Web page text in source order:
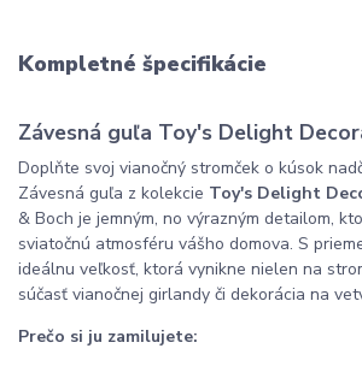
Kompletné špecifikácie
Závesná guľa Toy's Delight
Doplňte svoj vianočný stromček o kúsok
Závesná guľa z kolekcie Toy's Delight
& Boch je jemným, no výrazným detailom,
sviatočnú atmosféru vášho domova. S
ideálnu veľkosť, ktorá vynikne nielen na
súčasť vianočnej girlandy či dekorácia na
Prečo si ju zamilujete: